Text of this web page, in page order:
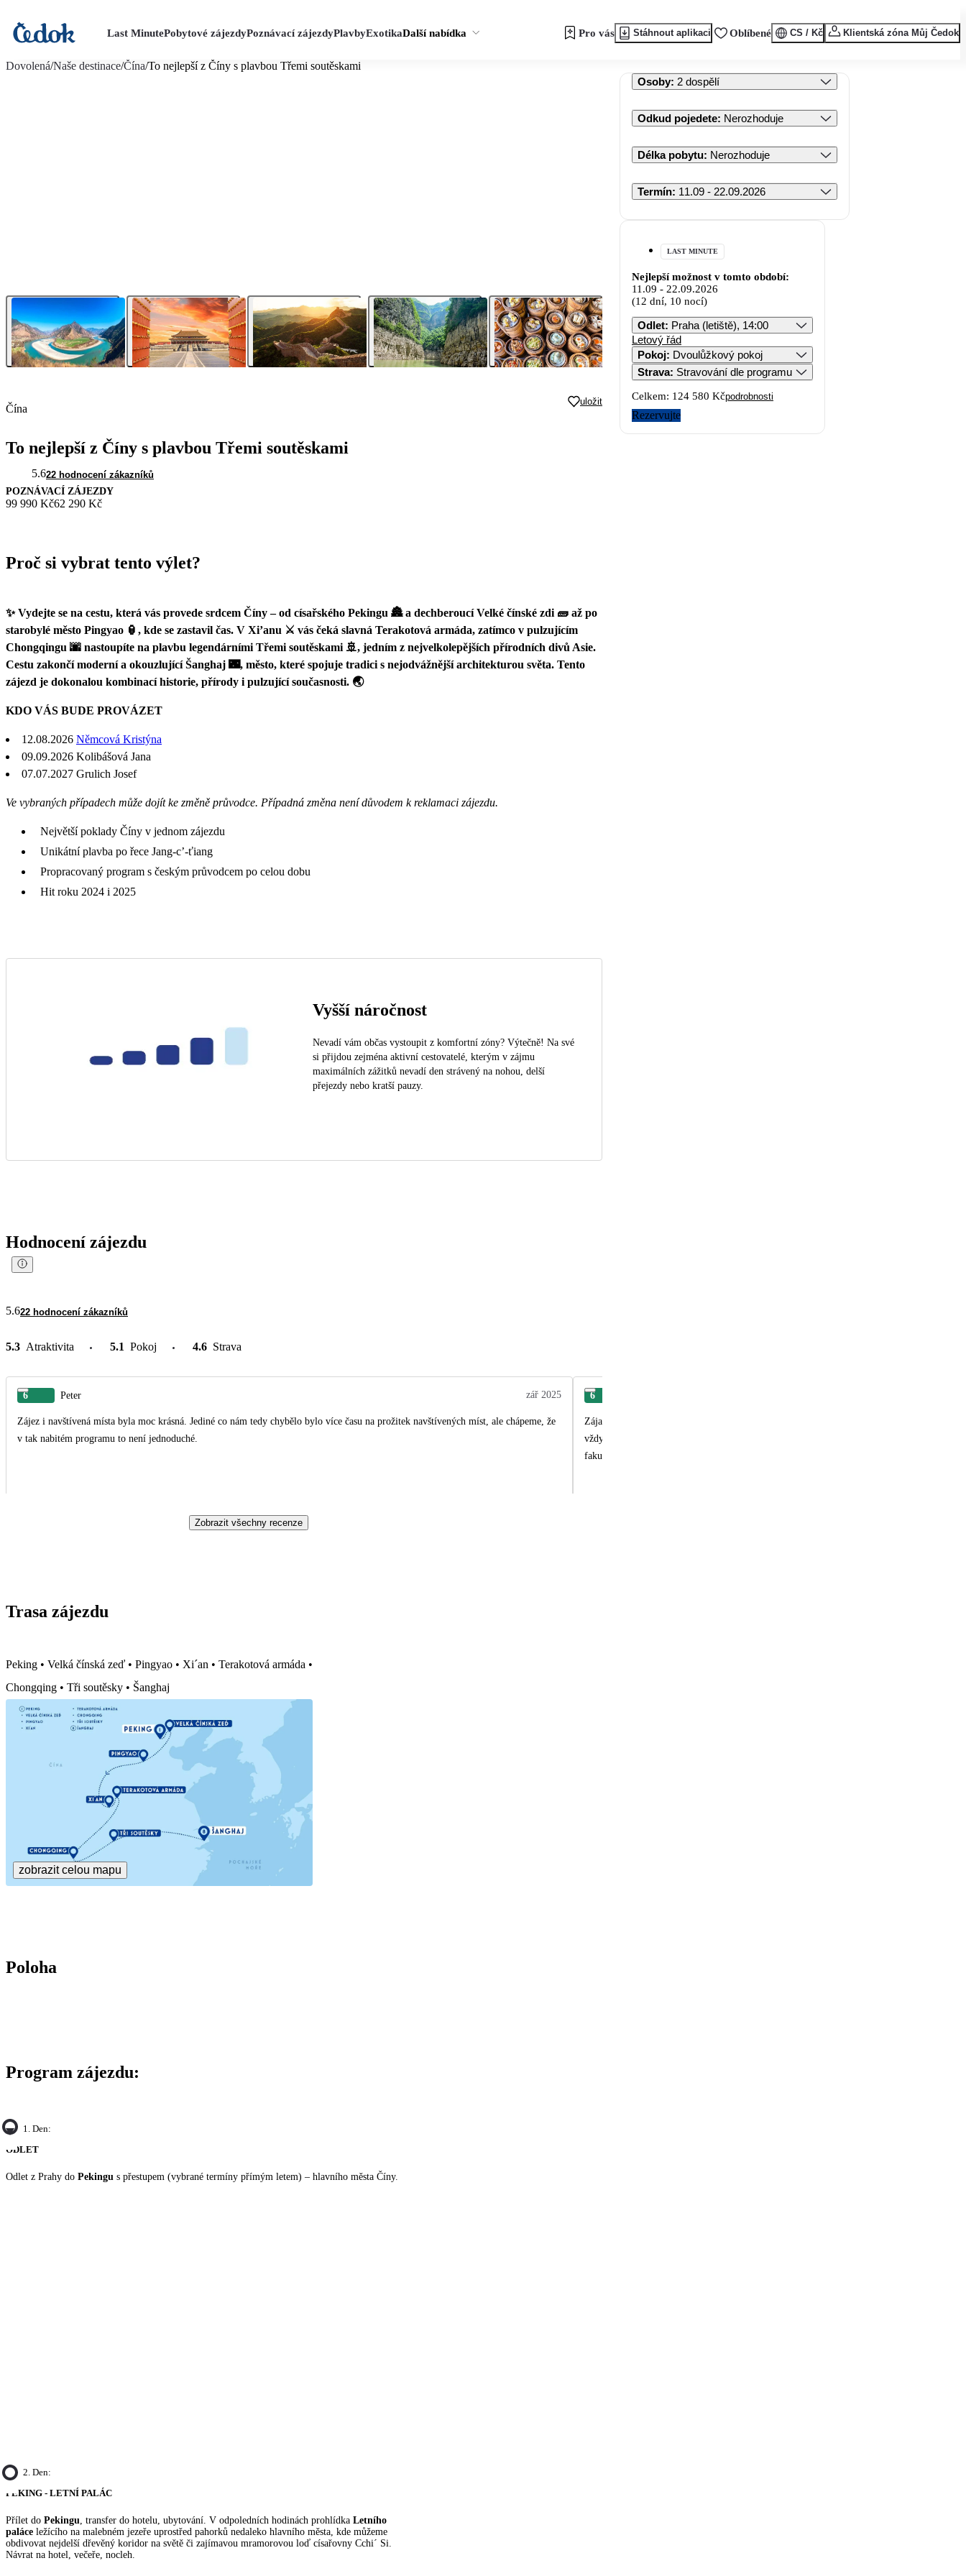
Last MinutePobytové zájezdyPoznávací zájezdyPlavbyExotikaDalší nabídka Pro vás Stáhnout aplikaci Oblíbené CS / Kč Klientská zóna Můj Čedok
Dovolená/Naše destinace/Čína/To nejlepší z Číny s plavbou Třemi soutěskami
Čína
uložit
To nejlepší z Číny s plavbou Třemi soutěskami
5.622 hodnocení zákazníků
POZNÁVACÍ ZÁJEZDY
99 990 Kč62 290 Kč
Proč si vybrat tento výlet?
✨ Vydejte se na cestu, která vás provede srdcem Číny – od císařského Pekingu 🏯 a dechberoucí Velké čínské zdi 🧱 až po
starobylé město Pingyao 🏮, kde se zastavil čas. V Xi’anu ⚔️ vás čeká slavná Terakotová armáda, zatímco v pulzujícím
Chongqingu 🌆 nastoupíte na plavbu legendárními Třemi soutěskami 🚢, jedním z nejvelkolepějších přírodních divů Asie.
Cestu zakončí moderní a okouzlující Šanghaj 🌃, město, které spojuje tradici s nejodvážnější architekturou světa. Tento
zájezd je dokonalou kombinací historie, přírody i pulzující současnosti. 🌏
KDO VÁS BUDE PROVÁZET
12.08.2026 Němcová Kristýna
09.09.2026 Kolibášová Jana
07.07.2027 Grulich Josef
Ve vybraných případech může dojít ke změně průvodce. Případná změna není důvodem k reklamaci zájezdu.
Největší poklady Číny v jednom zájezdu
Unikátní plavba po řece Jang-c’-ťiang
Propracovaný program s českým průvodcem po celou dobu
Hit roku 2024 i 2025
Vyšší náročnost
Nevadí vám občas vystoupit z komfortní zóny? Výtečně! Na své
si přijdou zejména aktivní cestovatelé, kterým v zájmu
maximálních zážitků nevadí den strávený na nohou, delší
přejezdy nebo kratší pauzy.
Hodnocení zájezdu
5.622 hodnocení zákazníků
5.3 Atraktivita 5.1 Pokoj 4.6 Strava
6 Peter zář 2025
Zájez i navštívená místa byla moc krásná. Jediné co nám tedy chybělo bylo více času na prožitek navštívených míst, ale chápeme, že
v tak nabitém programu to není jednoduché.
6
Zájazd bol výborný, veľmi sa nám páčili všetky navštívené miesta. Mali sme úžasného sprievodcu, ktorý nás svojim komentárom
vždy zaujal. Čína je nadherná krajina a tento zájazd nám umožnil vidieť rôzne miesta naprieč krajinou. Veľmi odporúčam priplatiť si
fakultatívne výlety a podujatia.
Zobrazit všechny recenze
Trasa zájezdu
Peking • Velká čínská zeď • Pingyao • Xi´an • Terakotová armáda •
Chongqing • Tři soutěsky • Šanghaj
zobrazit celou mapu
Poloha
Program zájezdu:
1. Den:
ODLET
Odlet z Prahy do Pekingu s přestupem (vybrané termíny přímým letem) – hlavního města Číny.
2. Den:
PEKING - LETNÍ PALÁC
Přílet do Pekingu , transfer do hotelu, ubytování. V odpoledních hodinách prohlídka Letního
paláce ležícího na malebném jezeře uprostřed pahorků nedaleko hlavního města, kde můžeme
obdivovat nejdelší dřevěný koridor na světě či zajímavou mramorovou loď císařovny Cchi´ Si.
Návrat na hotel, večeře, nocleh.
Osoby: 2 dospělí
Odkud pojedete: Nerozhoduje
Délka pobytu: Nerozhoduje
Termín: 11.09 - 22.09.2026
LAST MINUTE
Nejlepší možnost v tomto období:
11.09 - 22.09.2026
(12 dní, 10 nocí)
Odlet: Praha (letiště), 14:00
Letový řád
Pokoj: Dvoulůžkový pokoj
Strava: Stravování dle programu
Celkem: 124 580 Kčpodrobnosti
Rezervujte